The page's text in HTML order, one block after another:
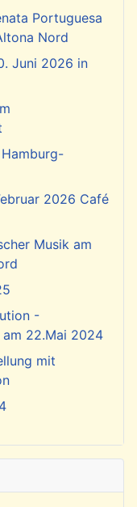
Portuguesa
Nord
Juni 2026 in
2026 Café
Musik am
-
22.Mai 2024
mit